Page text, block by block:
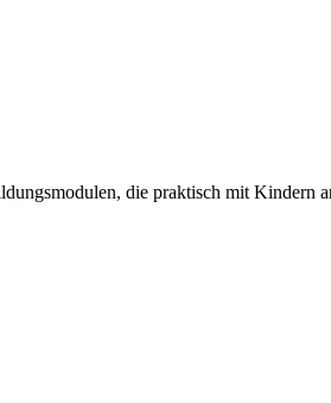
die praktisch mit Kindern